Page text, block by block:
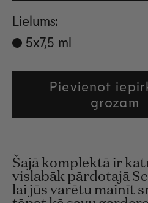
Lielums:
5x7,5 ml
Pievienot
grozam
Šajā komplektā ir
vislabāk pārdotajā
lai jūs varētu mainīt